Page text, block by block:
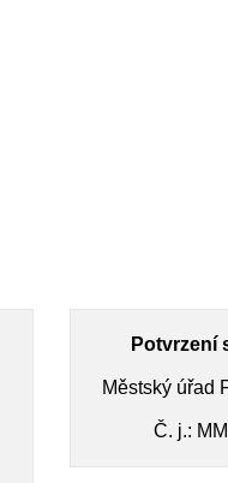
Potvrzení
Městský úřad
Č. j.: